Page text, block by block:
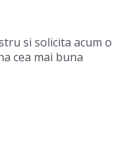
si solicita acum o
cea mai buna